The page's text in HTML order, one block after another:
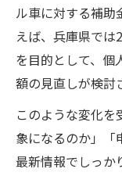
ル車に対する補助
えば、兵庫県で
を目的として、個
額の見直しが検討
このような変化
象になるのか」「
最新情報でしっか